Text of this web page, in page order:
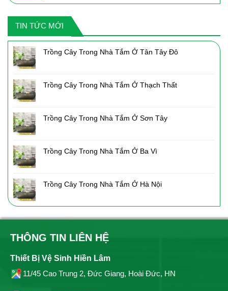
là:
tại
TIN TỨC MỚI
Trồng Cây Trong Nhà Tắm Ở Tân Tây Đô
Trồng Cây Trong Nhà Tắm Ở Thạch Thất
Trồng Cây Trong Nhà Tắm Ở Sơn Tây
Trồng Cây Trong Nhà Tắm Ở Ba Vì
Trồng Cây Trong Nhà Tắm Ở Hà Nội
THÔNG TIN LIÊN HỆ
Thiết Bị Vệ Sinh Hiền Lâm
11/45 Cao Trung 2, Đức Giang, Hoài Đức, HN